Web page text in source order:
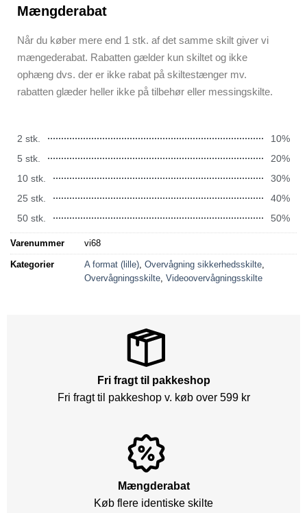
Mængderabat
Når du køber mere end 1 stk. af det samme skilt giver vi
mængederabat. Rabatten gælder kun skiltet og ikke
ophæng dvs. der er ikke rabat på skiltestænger mv.
rabatten glæder heller ikke på tilbehør eller messingskilte.
2 stk.
10%
5 stk.
20%
10 stk.
30%
25 stk.
40%
50 stk.
50%
Varenummer vi68
Kategorier A format (lille), Overvågning sikkerhedsskilte,
Overvågningsskilte, Videoovervågningsskilte
Fri fragt til pakkeshop
Fri fragt til pakkeshop v. køb over 599 kr
Mængderabat
Køb flere identiske skilte